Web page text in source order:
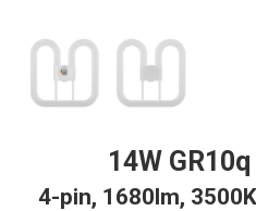
14W
4-pin, 1680lm,